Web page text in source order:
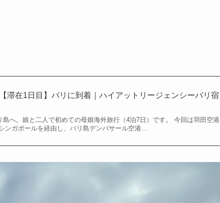
滞在1日目】バリに到着｜ハイアットリージェンシーバリ宿
島へ。娘と二人で初めての母娘海外旅行（4泊7日）です。 今回は羽田空港
ンガポールを経由し、バリ島デンパサール空港…